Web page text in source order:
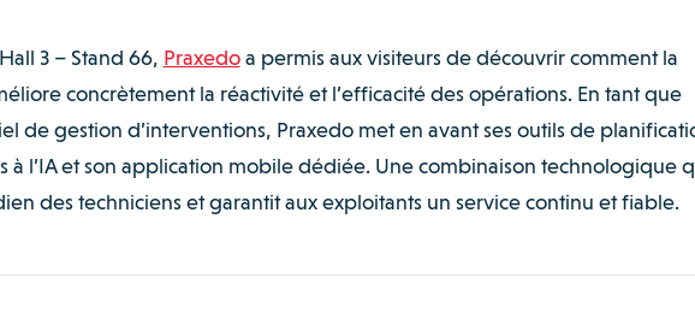
3 – Stand 66, Praxedoa permis aux visiteurs de découvrir comment la
concrètement la réactivité et l’efficacité des opérations. En tant que
de gestion d’interventions, Praxedo met en avant ses outils de
à l’IA et son application mobile dédiée. Une combinaison technologique
des techniciens et garantit aux exploitants un service continu et fiable.